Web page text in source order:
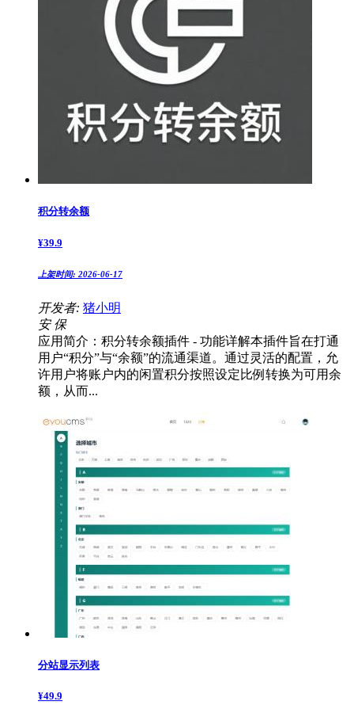
积分转余额
¥39.9
上架时间: 2026-06-17
开发者: 猪小明
安 保
应用简介：积分转余额插件 - 功能详解本插件旨在打通
用户“积分”与“余额”的流通渠道。通过灵活的配置，允
许用户将账户内的闲置积分按照设定比例转换为可用余
额，从而...
分站显示列表
¥49.9